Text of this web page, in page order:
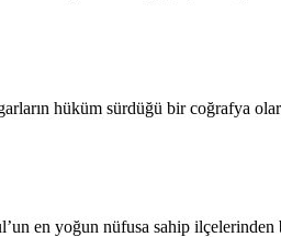
hüküm sürdüğü bir coğrafya
en yoğun nüfusa sahip